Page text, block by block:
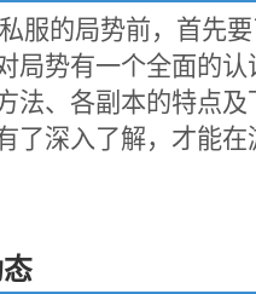
的局势前，首先要
局势有一个全面的
法、各副本的特点
了深入了解，才能